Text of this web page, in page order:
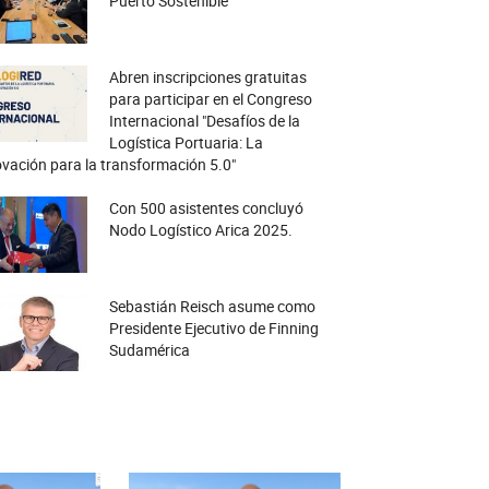
Abren inscripciones gratuitas
para participar en el Congreso
Internacional "Desafíos de la
Logística Portuaria: La
para la transformación 5.0"
Con 500 asistentes concluyó
Nodo Logístico Arica 2025.
Sebastián Reisch asume como
Presidente Ejecutivo de Finning
Sudamérica